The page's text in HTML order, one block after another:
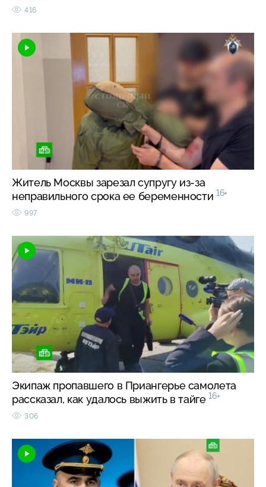
416
Житель Москвы зарезал супругу из-за
неправильного срока ее беременности 16+
997
Экипаж пропавшего в Приангерье самолета
рассказал, как удалось выжить в тайге 16+
306